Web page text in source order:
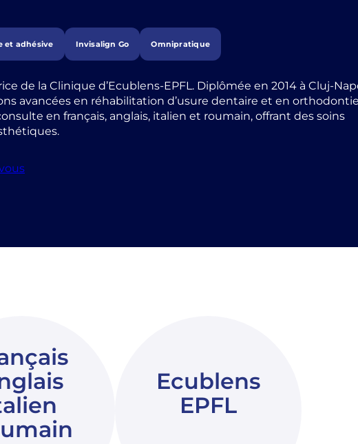
et adhésive Invisalign Go Omnipratique
de la Clinique d’Ecublens-EPFL. Diplômée en 2014 à Cluj-
avancées en réhabilitation d’usure dentaire et en orthodontie
en français, anglais, italien et roumain, offrant des soins
Ecublens
EPFL